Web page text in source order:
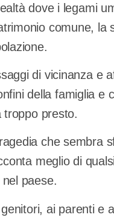
dove i legami
comune, la
di vicinanza e
della famiglia e
troppo presto.
che sembra
meglio di
paese.
ai parenti e